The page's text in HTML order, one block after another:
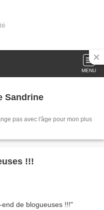
MENU
Sandrine
pas avec l'âge pour mon plus
!!!